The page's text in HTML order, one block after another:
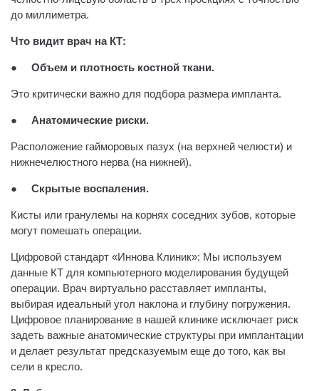
до миллиметра.
Что видит врач на КТ:
● Объем и плотность костной ткани.
Это критически важно для подбора размера импланта.
● Анатомические риски.
Расположение гайморовых пазух (на верхней челюсти) и
нижнечелюстного нерва (на нижней).
● Скрытые воспаления.
Кисты или гранулемы на корнях соседних зубов, которые
могут помешать операции.
Цифровой стандарт «Иннова Клиник»: Мы используем
данные КТ для компьютерного моделирования будущей
операции. Врач виртуально расставляет импланты,
выбирая идеальный угол наклона и глубину погружения.
Цифровое планирование в нашей клинике исключает риск
задеть важные анатомические структуры при имплантации
и делает результат предсказуемым еще до того, как вы
сели в кресло.